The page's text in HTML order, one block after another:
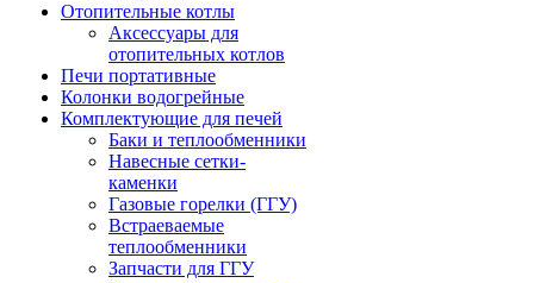
Отопительные котлы
Аксессуары для
отопительных котлов
Печи портативные
Колонки водогрейные
Комплектующие для печей
Баки и теплообменники
Навесные сетки-
каменки
Газовые горелки (ГГУ)
Встраеваемые
теплообменники
Запчасти для ГГУ